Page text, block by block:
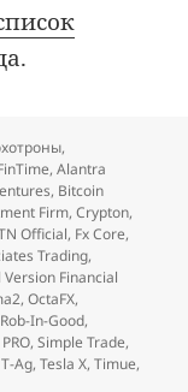
,
,Alantra
, Bitcoin
Firm,Crypton,
Official, Fx Core,
Trading,
Financial
,OctaFX,
Rob-In-Good,
,Simple Trade,
T-Ag,Tesla X,Timue,